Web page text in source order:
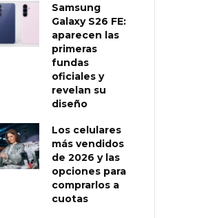
Samsung
Galaxy S26 FE:
aparecen las
primeras
fundas
oficiales y
revelan su
diseño
Los celulares
más vendidos
de 2026 y las
opciones para
comprarlos a
cuotas